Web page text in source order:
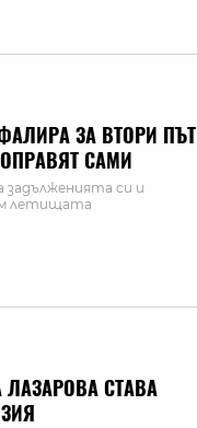
ЗА ВТОРИ ПЪТ
САМИ
задълженията си и
летищата
ЛАЗАРОВА СТАВА